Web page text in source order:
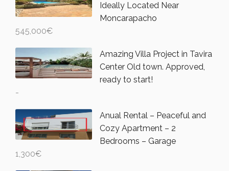
Ideally Located Near
Moncarapacho
545,000€
Amazing Villa Project in Tavira
Center Old town. Approved,
ready to start!
-
Anual Rental – Peaceful and
Cozy Apartment – 2
Bedrooms – Garage
1,300€